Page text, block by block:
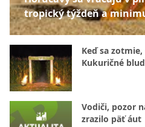
tropický týždeň a
Keď sa
Kukuričné
Vodiči, pozor
zrazilo päť áut